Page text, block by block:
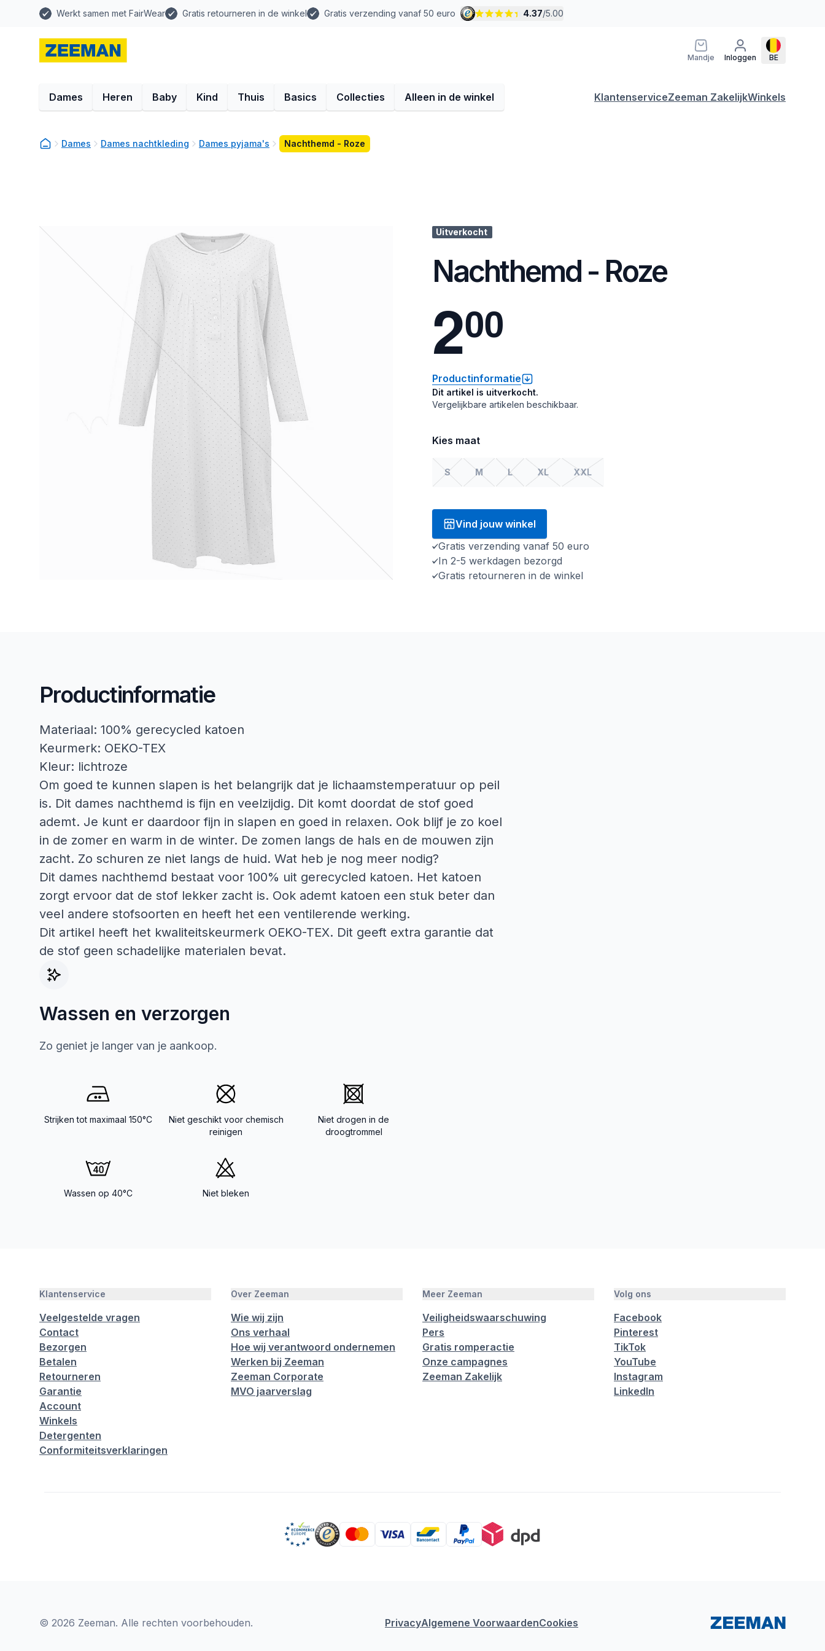
Werkt samen met FairWear Gratis retourneren in de winkel Gratis verzending vanaf 50 euro 4.37/5.00
Mandje Inloggen BE
Dames Heren Baby Kind Thuis Basics Collecties Alleen in de winkel KlantenserviceZeeman ZakelijkWinkels
Dames Dames nachtkleding Dames pyjama's Nachthemd - Roze
Uitverkocht
Nachthemd - Roze
200
Productinformatie
Dit artikel is uitverkocht.
Vergelijkbare artikelen beschikbaar.
Kies maat
S M L XL XXL
Vind jouw winkel
Gratis verzending vanaf 50 euro
In 2-5 werkdagen bezorgd
Gratis retourneren in de winkel
Productinformatie
Materiaal: 100% gerecycled katoen
Keurmerk: OEKO-TEX
Kleur: lichtroze
Om goed te kunnen slapen is het belangrijk dat je lichaamstemperatuur op peil
is. Dit dames nachthemd is fijn en veelzijdig. Dit komt doordat de stof goed
ademt. Je kunt er daardoor fijn in slapen en goed in relaxen. Ook blijf je zo koel
in de zomer en warm in de winter. De zomen langs de hals en de mouwen zijn
zacht. Zo schuren ze niet langs de huid. Wat heb je nog meer nodig?
Dit dames nachthemd bestaat voor 100% uit gerecycled katoen. Het katoen
zorgt ervoor dat de stof lekker zacht is. Ook ademt katoen een stuk beter dan
veel andere stofsoorten en heeft het een ventilerende werking.
Dit artikel heeft het kwaliteitskeurmerk OEKO-TEX. Dit geeft extra garantie dat
de stof geen schadelijke materialen bevat.
Wassen en verzorgen
Zo geniet je langer van je aankoop.
Strijken tot maximaal 150°C
Niet geschikt voor chemisch
reinigen
Niet drogen in de
droogtrommel
Wassen op 40°C Niet bleken
Klantenservice
Veelgestelde vragen
Contact
Bezorgen
Betalen
Retourneren
Garantie
Account
Winkels
Detergenten
Conformiteitsverklaringen
Over Zeeman
Wie wij zijn
Ons verhaal
Hoe wij verantwoord ondernemen
Werken bij Zeeman
Zeeman Corporate
MVO jaarverslag
Meer Zeeman
Veiligheidswaarschuwing
Pers
Gratis romperactie
Onze campagnes
Zeeman Zakelijk
Volg ons
Facebook
Pinterest
TikTok
YouTube
Instagram
LinkedIn
© 2026 Zeeman. Alle rechten voorbehouden. PrivacyAlgemene VoorwaardenCookies